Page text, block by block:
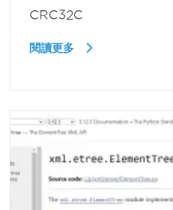
CRC32C
閱讀更多